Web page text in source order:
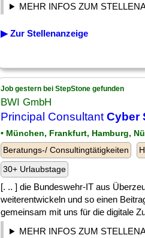
MEHR INFOS ZUM
▶ Zur Stellenanzeige
Job gestern bei StepStone gefunden
BWI GmbH
Principal Consultant Cyber
• München, Frankfurt, Hamburg,
Beratungs-/ Consultingtätigkeiten
30+ Urlaubstage
[. .. ] die Bundeswehr-IT aus
weiterentwickeln und so einen
gemeinsam mit uns für die digitale
MEHR INFOS ZUM